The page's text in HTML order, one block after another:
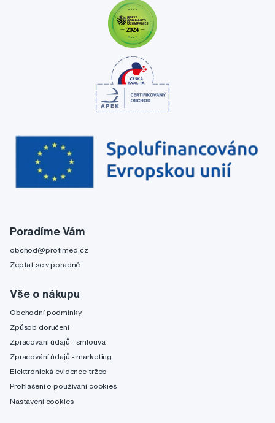
Poradíme Vám
obchod@profimed.cz
Zeptat se v poradně
Vše o nákupu
Obchodní podmínky
Způsob doručení
Zpracování údajů - smlouva
Zpracování údajů - marketing
Elektronická evidence tržeb
Prohlášení o používání cookies
Nastavení cookies